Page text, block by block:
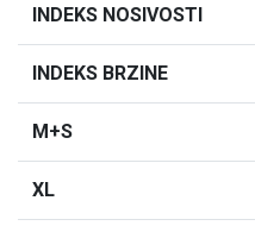
INDEKS NOSIVOSTI
INDEKS BRZINE
M+S
XL